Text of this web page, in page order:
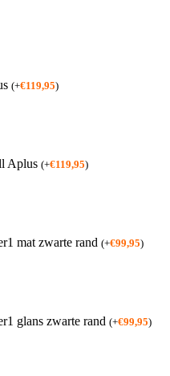
(+€119,95)
Aplus (+€119,95)
mat zwarte rand (+€99,95)
glans zwarte rand (+€99,95)